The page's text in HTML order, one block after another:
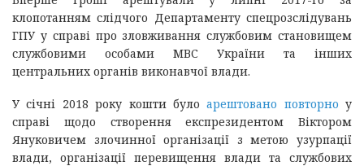
клопотанням слідчого Департаменту спецрозслідувань
ГПУ у справі про зловживання службовим становищем
службовими особами МВС України та інших
центральних органів виконавчої влади.
У січні 2018 року кошти булоарештовано повторно у
справі щодо створення експрезидентом Віктором
Януковичем злочинної організації з метою узурпації
влади, організації перевищення влади та службових